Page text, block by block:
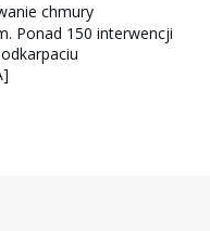
chmury
Ponad 150 interwencji